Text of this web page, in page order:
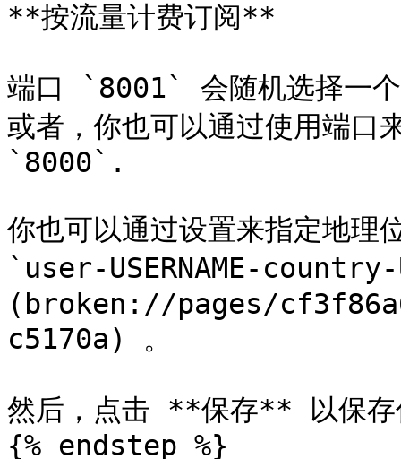
**按流量计费订阅**
端口 `8001` 会随机选择一
或者，你也可以通过使用端
`8000`.
你也可以通过设置来指定地
`user-USERNAME-
(broken://pages/
c5170a) 。
然后，点击 **保存** 以保存
{% endstep %}